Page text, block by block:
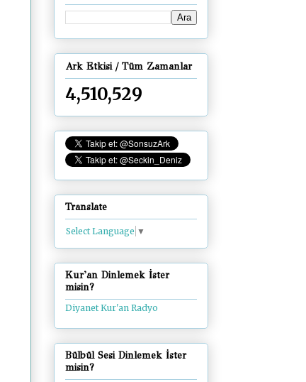
Ark Etkisi / Tüm Zamanlar
4,510,529
Translate
Select Language ▼
Kur'an Dinlemek İster
misin?
Diyanet Kur'an Radyo
Bülbül Sesi Dinlemek İster
misin?